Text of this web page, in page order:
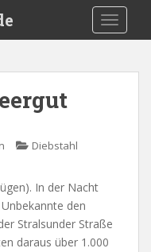
Diebstahl
In der Nacht
den
Stralsunder Straße
daraus über 1.000